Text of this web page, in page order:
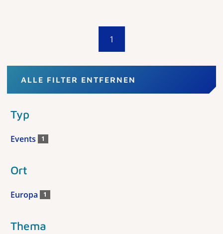
1
ALLE FILTER ENTFERNEN
Typ
Events 1
Ort
Europa 1
Thema